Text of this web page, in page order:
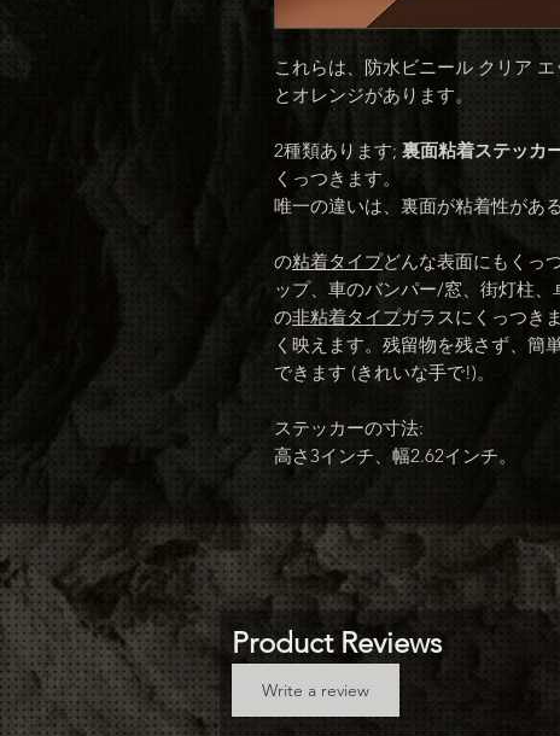
これらは、防水ビニール クリア
とオレンジがあります。
2種類あります; 裏面粘着ステッカ
くっつきます。
唯一の違いは、裏面が粘着性があ
の粘着タイプどんな表面にもくっ
ップ、車のバンパー/窓、街灯柱、
の非粘着タイプガラスにくっつき
く映えます。残留物を残さず、簡
できます (きれいな手で!)。
ステッカーの寸法:
高さ3インチ、幅2.62インチ。
Product Reviews
Write a review